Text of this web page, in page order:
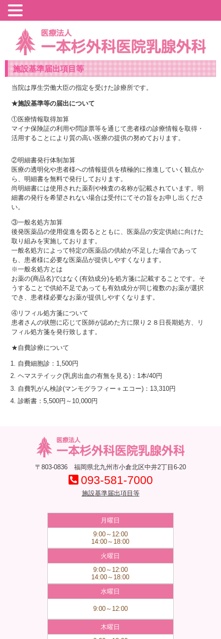
施設基準届出項目等
当院は厚生労働大臣の指定を受けた診療所です。
★施設基準等の届出について
①医療情報取得加算
マイナ保険証の利用や問診票等を通じて患者様の診療情報を取得・
活用することにより質の高い医療の提供の努めております。
②明細書発行体制加算
医療の透明化や患者様への情報提供を積極的に推進していく観点か
ら、明細書を無料で発行しております。
尚明細書には使用された薬剤や検査の名称が記載されています。明
細書の発行を希望されない場合は受付にてその旨をお申し出くださ
い。
③一般名処方加算
後発医薬品の使用促進を図るとともに、医薬品の安定供給に向けた
取り組みを実施しております。
一般名処方によって特定の医薬品の供給が不足した場合であって
も、患者様に必要な医薬品が提供しやすくなります。
※一般名処方とは
お薬の(商品名)ではなく(有効成分)を処方箋に記載することです。そ
うすることで供給不足であっても有効成分が同じ複数のお薬が選択
でき、患者様必要なお薬が提供しやすくなります。
④リフィル処方箋について
患者さんの状態に応じて医師が認めた方に限り２８日長期処方、リ
フィル処方箋を発行致します。
★自費診療について
自費細胞診：1,500円
ヘマステイック(乳房出血の有無を見る)：1本/40円
自費乳がん検診(マンモグラフィー＋エコー)：13,310円
診断書：5,500円～10,000円
〒803-0836 福岡県北九州市小倉北区中井2丁目6-20
093-581-7000
施設基準届出項目等
月曜日
9:00～12:00
14:00～18:00
火曜日
9:00～12:00
14:00～18:00
水曜日
9:00～12:00
木曜日